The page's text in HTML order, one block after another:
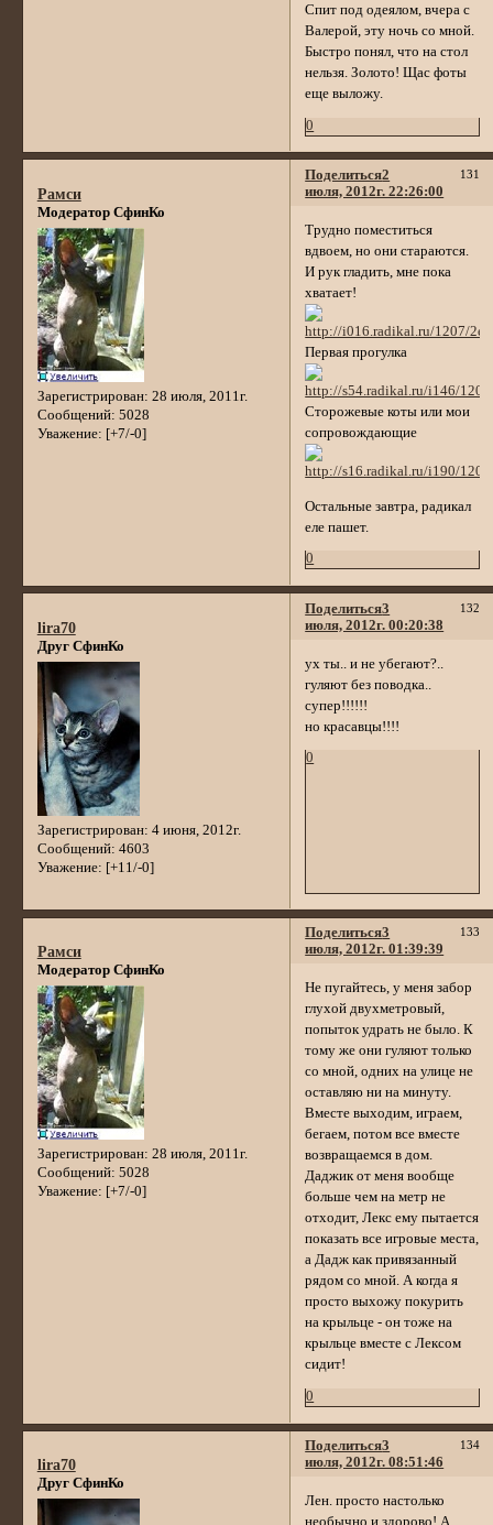
Спит под одеялом, вчера с
Валерой, эту ночь со мной.
Быстро понял, что на стол
нельзя. Золото! Щас фоты
еще выложу.
0
Поделиться 131
2
июля, 2012г. 22:26:00
Рамси
Модератор СфинКо
Зарегистрирован: 28 июля, 2011г.
Сообщений: 5028
Уважение: [+7/-0]
Трудно поместиться
вдвоем, но они стараются.
И рук гладить, мне пока
хватает!
Первая прогулка
Сторожевые коты или мои
сопровождающие
Остальные завтра, радикал
еле пашет.
0
Поделиться 132
3
июля, 2012г. 00:20:38
lira70
Друг СфинКо
Зарегистрирован: 4 июня, 2012г.
Сообщений: 4603
Уважение: [+11/-0]
ух ты.. и не убегают?..
гуляют без поводка..
супер!!!!!!
но красавцы!!!!
0
Поделиться 133
3
июля, 2012г. 01:39:39
Рамси
Модератор СфинКо
Зарегистрирован: 28 июля, 2011г.
Сообщений: 5028
Уважение: [+7/-0]
Не пугайтесь, у меня забор
глухой двухметровый,
попыток удрать не было. К
тому же они гуляют только
со мной, одних на улице не
оставляю ни на минуту.
Вместе выходим, играем,
бегаем, потом все вместе
возвращаемся в дом.
Даджик от меня вообще
больше чем на метр не
отходит, Лекс ему пытается
показать все игровые места,
а Дадж как привязанный
рядом со мной. А когда я
просто выхожу покурить
на крыльце - он тоже на
крыльце вместе с Лексом
сидит!
0
Поделиться 134
3
июля, 2012г. 08:51:46
lira70
Друг СфинКо
Лен. просто настолько
необычно и здорово! А